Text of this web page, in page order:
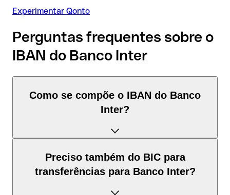
Experimentar Qonto
Perguntas frequentes sobre o
IBAN do Banco Inter
Como se compõe o IBAN do Banco
Inter?
composto por três elementos:
Preciso também do BIC para
transferências para Banco Inter?